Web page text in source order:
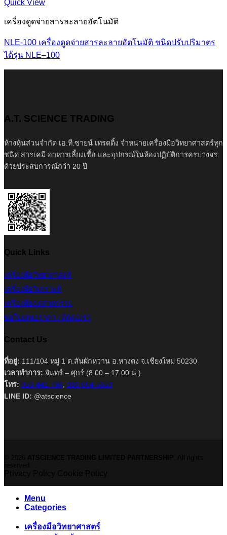
Quick View
เครื่องดูดจ่ายสารละลายอัตโนมัติ
NLE-100 เครื่องดูดจ่ายสารละลายอัตโนมัติ ชนิดปรับปริมาตร
ได้รุ่น NLE–100
A.T. SCIENCE TRADING
ห้างหุ้นส่วนจำกัด เอ.ที.ซายน์ เทรดดิ้ง จำหน่ายเครื่องมือวิทยาศาสตร์ทุก
ชนิด สารเคมี อาหารเลี้ยงเชื้อ และอุปกรณ์ในห้องปฏิบัติการครบวงจร
ด้วยประสบการณ์กว่า 20 ปี
Quick Links
เครื่องมือวิทยาศาสตร์
เครื่องมือวิเคราะห์
เครื่องมืออุตสาหกรรม
ขอใบเสนอราคา / ติดต่อเรา
Contact Us
ที่อยู่: 111/104 หมู่ 1 ต.สันผักหวาน อ.หางดง จ.เชียงใหม่ 50230
เวลาทำการ: จันทร์ – ศุกร์ (8:00 – 17:00 น.)
โทร: 053-441-794 086-654-5653
LINE ID: @atscience
Menu
Categories
เครื่องมือวิทยาศาสตร์